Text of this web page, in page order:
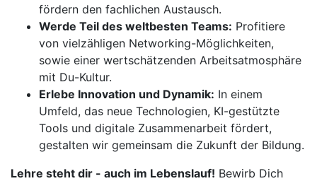
fördern den fachlichen Austausch.
Werde Teil des weltbesten Teams: Profitiere
von vielzähligen Networking-Möglichkeiten,
sowie einer wertschätzenden Arbeitsatmosphäre
mit Du-Kultur.
Erlebe Innovation und Dynamik: In einem
Umfeld, das neue Technologien, KI-gestützte
Tools und digitale Zusammenarbeit fördert,
gestalten wir gemeinsam die Zukunft der Bildung.
Lehre steht dir - auch im Lebenslauf! Bewirb Dich